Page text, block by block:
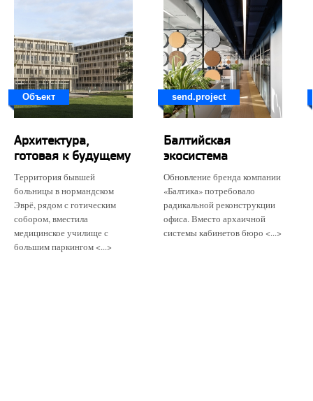
Объект
Архитектура,
готовая к будущему
Территория бывшей
больницы в нормандском
Эврё, рядом с готическим
собором, вместила
медицинское училище с
большим паркингом <...>
send.project
Балтийская
экосистема
Обновление бренда компании
«Балтика» потребовало
радикальной реконструкции
офиса. Вместо архаичной
системы кабинетов бюро <...>